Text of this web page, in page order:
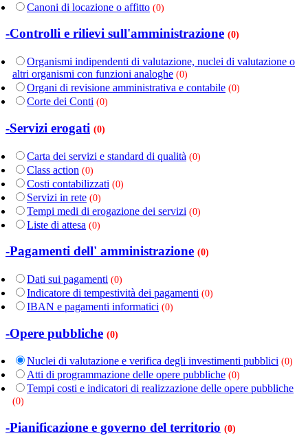
Canoni di locazione o affitto (0)
-Controlli e rilievi sull'amministrazione (0)
Organismi indipendenti di valutazione, nuclei di valutazione o
altri organismi con funzioni analoghe (0)
Organi di revisione amministrativa e contabile (0)
Corte dei Conti (0)
-Servizi erogati (0)
Carta dei servizi e standard di qualità (0)
Class action (0)
Costi contabilizzati (0)
Servizi in rete (0)
Tempi medi di erogazione dei servizi (0)
Liste di attesa (0)
-Pagamenti dell' amministrazione (0)
Dati sui pagamenti (0)
Indicatore di tempestività dei pagamenti (0)
IBAN e pagamenti informatici (0)
-Opere pubbliche (0)
Nuclei di valutazione e verifica degli investimenti pubblici (0)
Atti di programmazione delle opere pubbliche (0)
Tempi costi e indicatori di realizzazione delle opere pubbliche
(0)
-Pianificazione e governo del territorio (0)